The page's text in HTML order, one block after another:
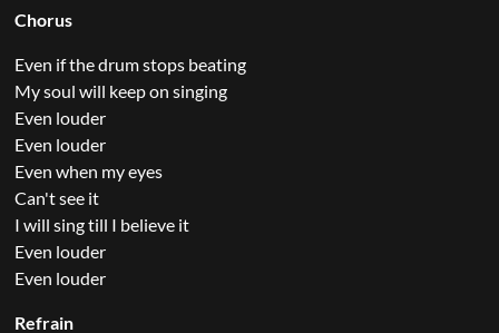
Chorus
Even if the drum stops beating
My soul will keep on singing
Even louder
Even louder
Even when my eyes
Can't see it
I will sing till I believe it
Even louder
Even louder
Refrain